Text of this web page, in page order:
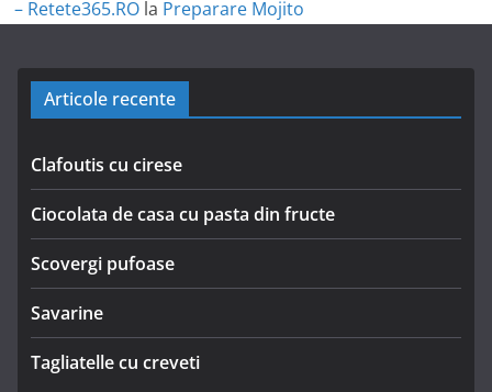
– Retete365.RO la Preparare Mojito
Articole recente
Clafoutis cu cirese
Ciocolata de casa cu pasta din fructe
Scovergi pufoase
Savarine
Tagliatelle cu creveti